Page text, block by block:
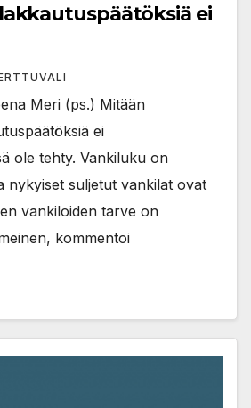
ei
Meri (ps.) Mitään
ei
ole tehty. Vankiluku on
nykyiset suljetut vankilat ovat
vankiloiden tarve on
kommentoi